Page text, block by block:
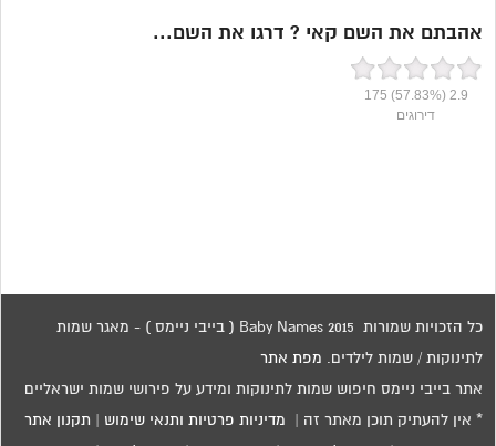
אהבתם את השם קאי ? דרגו את השם...
2.9
(57.83%)
175
דירוגים
כל הזכויות שמורות 2015 Baby Names ( בייבי ניימס ) - מאגר שמות
לתינוקות / שמות לילדים. מפת אתר
אתר בייבי ניימס חיפוש שמות לתינוקות ומידע על פירושי שמות ישראליים
* אין להעתיק תוכן מאתר זה | מדיניות פרטיות ותנאי שימוש תקנון אתר